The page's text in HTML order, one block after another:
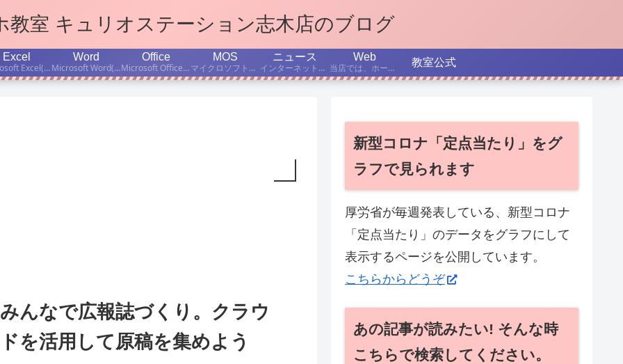
教室 キュリオステーション志木店のブログ
Excel
Microsoft Excel(エクセル)学習のポイント、ちょっと便利な小技などをご紹介します。
Word
Microsoft Word(ワード)学習のポイント、ちょっと便利な小技などをご紹介します。
Office
Microsoft Office(オフィス)の使い方、学習のポイント、ちょっと便利な小技などをご紹介します。
MOS
マイクロソフト公認資格「Microsoft Office Specialist」取得を目指す方のために、MOS有資格者の当店インストラクターが、資格試験対策・学習法などについて書いています。
ニュース
インターネット、パソコン、スマホなどについての最新ニュースから、テーマを選んで解説する記事です。
Web
当店では、ホームページ作成を学べるコースを設置しています。ここでは、制作日記、役立つTips、これからのホームページ制作、SEOなどについて書いていきます。
教室公式
みんなで広報誌づくり。クラウ
ドを活用して原稿を集めよう
新型コロナ「定点当たり」をグ
ラフで見られます
厚労省が毎週発表している、新型コロナ
「定点当たり」のデータをグラフにして
表示するページを公開しています。
こちらからどうぞ
あの記事が読みたい! そんな時
こちらで検索してください。